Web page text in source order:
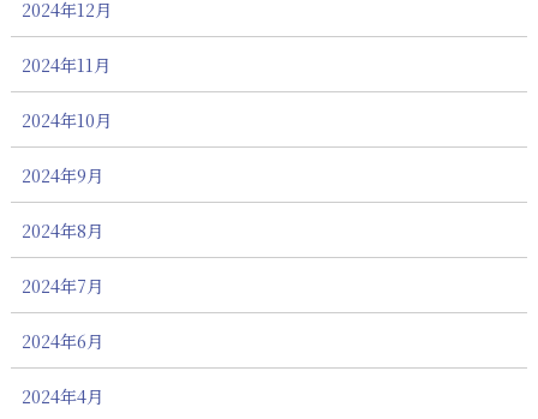
2024年12月
2024年11月
2024年10月
2024年9月
2024年8月
2024年7月
2024年6月
2024年4月